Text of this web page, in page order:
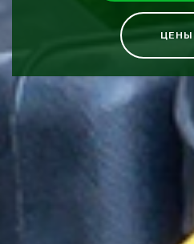
ЦЕНЫ